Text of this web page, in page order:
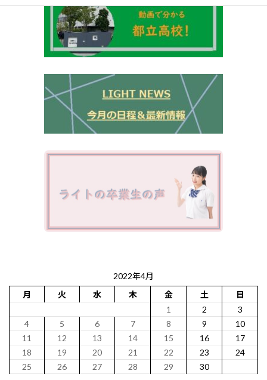
2022年4月
月
火 水 木 金 土
日
1
2
3
4
5 6 7 8 9
10
11
12 13 14 15 16
17
18
19 20 21 22 23
24
25
26 27 28 29
30